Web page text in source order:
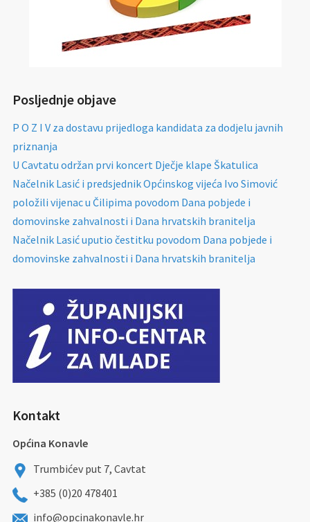
Posljednje objave
P O Z I V za dostavu prijedloga kandidata za dodjelu javnih
priznanja
U Cavtatu održan prvi koncert Dječje klape Škatulica
Načelnik Lasić i predsjednik Općinskog vijeća Ivo Simović
položili vijenac u Čilipima povodom Dana pobjede i
domovinske zahvalnosti i Dana hrvatskih branitelja
Načelnik Lasić uputio čestitku povodom Dana pobjede i
domovinske zahvalnosti i Dana hrvatskih branitelja
Kontakt
Općina Konavle
Trumbićev put 7, Cavtat
+385 (0)20 478401
info@opcinakonavle.hr